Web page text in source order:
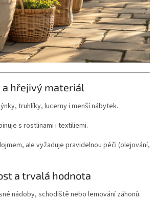
a hřejivý materiál
truhlíky, lucerny i menší nábytek.
s rostlinami i textiliemi.
ale vyžaduje pravidelnou péči (olejování,
a trvalá hodnota
nádoby, schodiště nebo lemování záhonů.